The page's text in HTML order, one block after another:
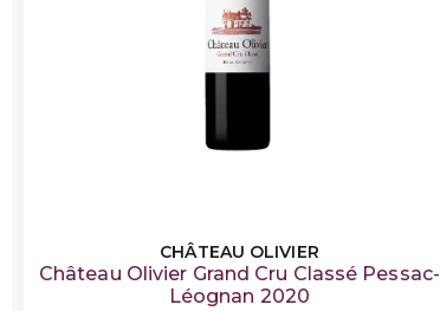
CHÂTEAU OLIVIER
Château Olivier Grand Cru Classé Pessac-
Léognan 2020